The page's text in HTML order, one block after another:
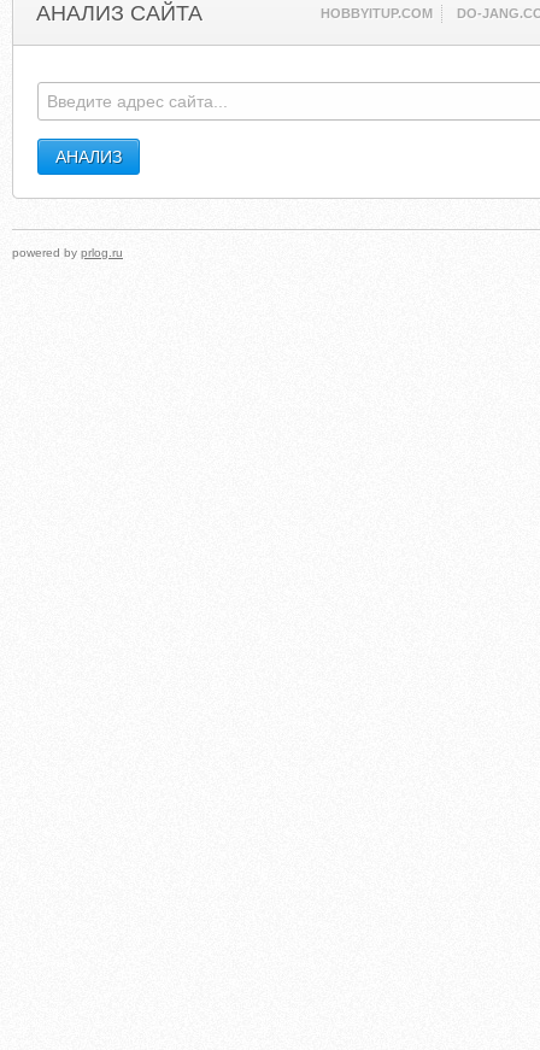
АНАЛИЗ САЙТА HOBBYITUP.COM DO-
powered by prlog.ru